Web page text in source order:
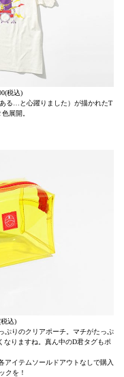
税込)
る…と心躍りました）が描かれたT
展開。
込)
ぷりのクリアポーチ。マチがたっぷ
なりますね。真ん中のD君タグもポ
アイテムソールドアウトなしで購入
クを！